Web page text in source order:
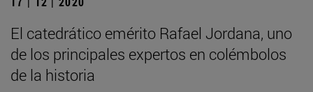
El catedrático emérito Rafael Jordana, uno
de los principales expertos en colémbolos
de la historia